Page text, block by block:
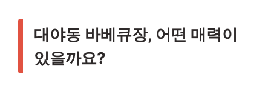
대야동 바베큐장, 어떤 매력이
있을까요?